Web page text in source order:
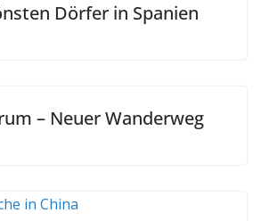
Dörfer in Spanien
– Neuer Wanderweg